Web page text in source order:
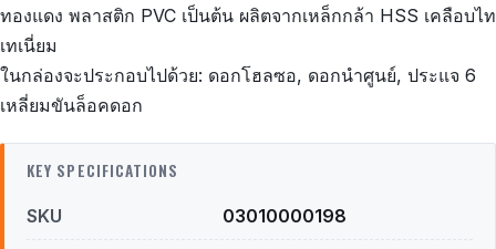
ทองแดง พลาสติก PVC เป็นต้น ผลิตจากเหล็กกล้า HSS เคลือบไท
เทเนี่ยม
ในกล่องจะประกอบไปด้วย: ดอกโฮลซอ, ดอกนำศูนย์, ประแจ 6
เหลี่ยมขันล็อคดอก
KEY SPECIFICATIONS
SKU 03010000198